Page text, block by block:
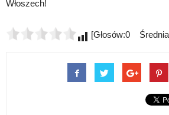
Włoszech!
[Głosów:0